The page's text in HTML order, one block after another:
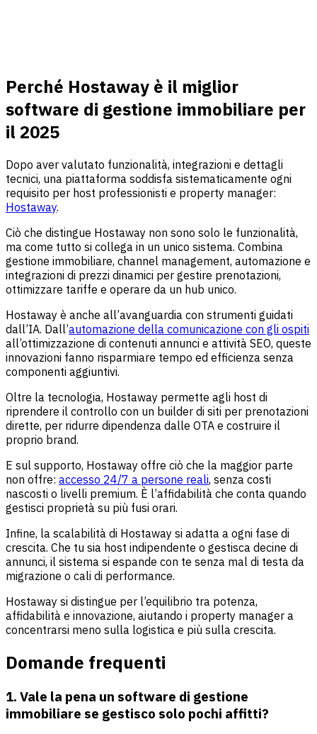
Perché Hostaway è il miglior
software di gestione immobiliare per
il 2025
Dopo aver valutato funzionalità, integrazioni e dettagli
tecnici, una piattaforma soddisfa sistematicamente ogni
requisito per host professionisti e property manager:
Hostaway.
Ciò che distingue Hostaway non sono solo le funzionalità,
ma come tutto si collega in un unico sistema. Combina
gestione immobiliare, channel management, automazione e
integrazioni di prezzi dinamici per gestire prenotazioni,
ottimizzare tariffe e operare da un hub unico.
Hostaway è anche all’avanguardia con strumenti guidati
dall’IA. Dall’automazione della comunicazione con gli ospiti
all’ottimizzazione di contenuti annunci e attività SEO, queste
innovazioni fanno risparmiare tempo ed efficienza senza
componenti aggiuntivi.
Oltre la tecnologia, Hostaway permette agli host di
riprendere il controllo con un builder di siti per prenotazioni
dirette, per ridurre dipendenza dalle OTA e costruire il
proprio brand.
E sul supporto, Hostaway offre ciò che la maggior parte
non offre: accesso 24/7 a persone reali, senza costi
nascosti o livelli premium. È l’affidabilità che conta quando
gestisci proprietà su più fusi orari.
Infine, la scalabilità di Hostaway si adatta a ogni fase di
crescita. Che tu sia host indipendente o gestisca decine di
annunci, il sistema si espande con te senza mal di testa da
migrazione o cali di performance.
Hostaway si distingue per l’equilibrio tra potenza,
affidabilità e innovazione, aiutando i property manager a
concentrarsi meno sulla logistica e più sulla crescita.
Domande frequenti
1. Vale la pena un software di gestione
immobiliare se gestisco solo pochi affitti?